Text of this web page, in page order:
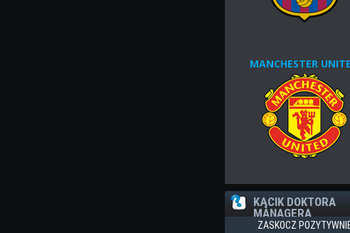
MANCHESTER
KĄCIK DOKTORA
MANAGERA
ZASKOCZ